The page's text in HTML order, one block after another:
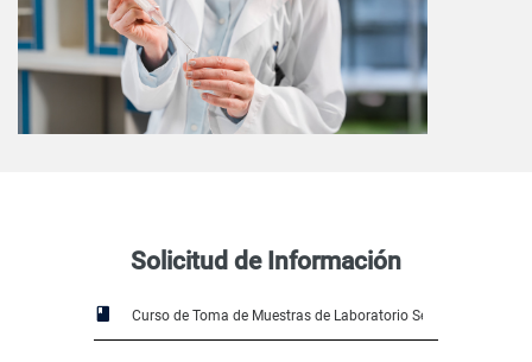
Solicitud de Información